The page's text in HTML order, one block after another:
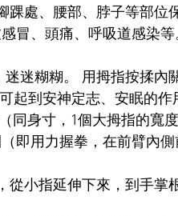
冒、頭痛、呼吸道感染等
迷糊糊。 用拇指按揉內
起到安神定志、安眠的作
即用力握拳，在前臂內